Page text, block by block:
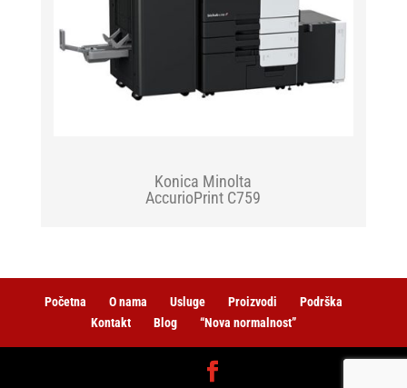
Konica Minolta
AccurioPrint C759
Početna O nama Usluge Proizvodi
Podrška
Kontakt
Blog “Nova normalnost”